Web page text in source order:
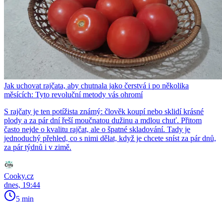
Jak uchovat rajčata, aby chutnala jako čerstvá i po několika
měsících: Tyto revoluční metody vás ohromí
S rajčaty je ten potížista známý: člověk koupí nebo sklidí krásné
plody a za pár dní řeší moučnatou dužinu a mdlou chuť. Přitom
často nejde o kvalitu rajčat, ale o špatné skladování. Tady je
jednoduchý přehled, co s nimi dělat, když je chcete sníst za pár dnů,
za pár týdnů i v zimě.
Cooky.cz
dnes, 19:44
5 min